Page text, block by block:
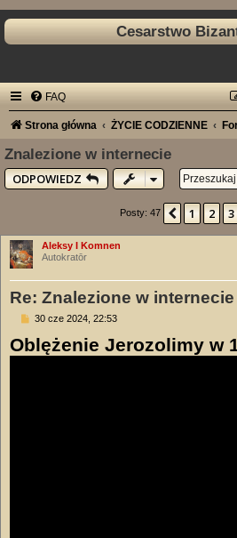
Cesarstwo
FAQ
Strona główna ŻYCIE CODZIENNE
Znalezione w internecie
ODPOWIEDZ
Posty: 47 1 2 3
Aleksy I Komnen
Autokratōr
Re: Znalezione w internecie
P
s
t
30 cze 2024, 22:53
Oblężenie Jerozolimy w